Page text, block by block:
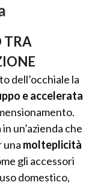
TRA
dell’occhiale la
e accelerata
un’azienda che
molteplicità
gli accessori
domestico,